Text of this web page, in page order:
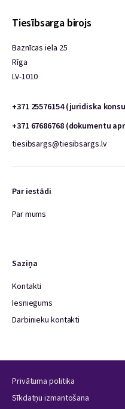
Tiesībsarga birojs
Baznīcas iela 25
Rīga
LV-1010
+371 25576154 (juridiska
+371 67686768 (dokumentu
tiesibsargs@tiesibsargs.lv
Par iestādi
Par mums
Saziņa
Kontakti
Iesniegums
Darbinieku kontakti
Privātuma politika
Sīkdatņu izmantošana